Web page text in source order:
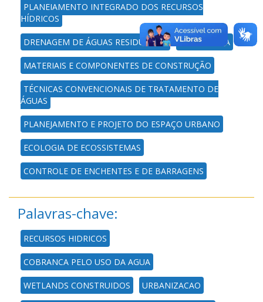
PLANEJAMENTO INTEGRADO DOS RECURSOS
HÍDRICOS
DRENAGEM DE ÁGUAS RESIDUÁRIAS HIDROLOGIA
MATERIAIS E COMPONENTES DE CONSTRUÇÃO
TÉCNICAS CONVENCIONAIS DE TRATAMENTO DE
ÁGUAS
PLANEJAMENTO E PROJETO DO ESPAÇO URBANO
ECOLOGIA DE ECOSSISTEMAS
CONTROLE DE ENCHENTES E DE BARRAGENS
Palavras-chave:
RECURSOS HIDRICOS
COBRANCA PELO USO DA AGUA
WETLANDS CONSTRUIDOS URBANIZACAO